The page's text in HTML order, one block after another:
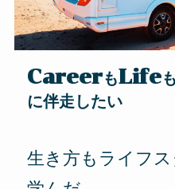
CareerもLife
に伴走したい
生き方もライフ